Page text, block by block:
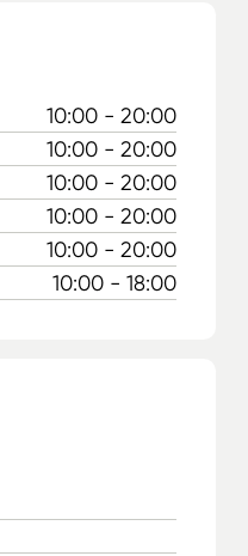
10:00 - 20:00
10:00 - 20:00
10:00 - 20:00
10:00 - 20:00
10:00 - 20:00
10:00 - 18:00